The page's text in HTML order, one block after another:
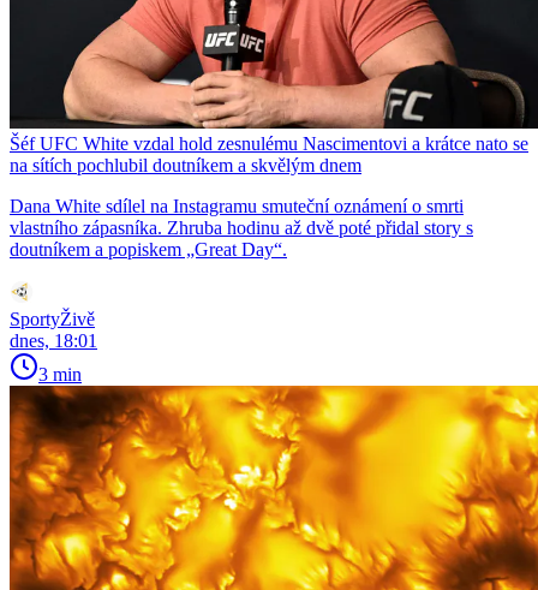
Šéf UFC White vzdal hold zesnulému Nascimentovi a krátce nato se
na sítích pochlubil doutníkem a skvělým dnem
Dana White sdílel na Instagramu smuteční oznámení o smrti
vlastního zápasníka. Zhruba hodinu až dvě poté přidal story s
doutníkem a popiskem „Great Day“.
SportyŽivě
dnes, 18:01
3 min